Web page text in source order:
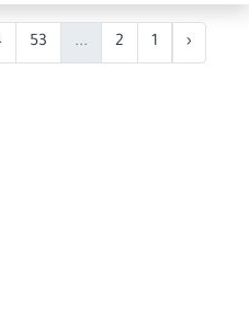
‹
1
2
...
53